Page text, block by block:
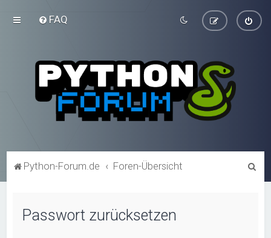
FAQ
Python-Forum.de Foren-Übersicht
Passwort zurücksetzen